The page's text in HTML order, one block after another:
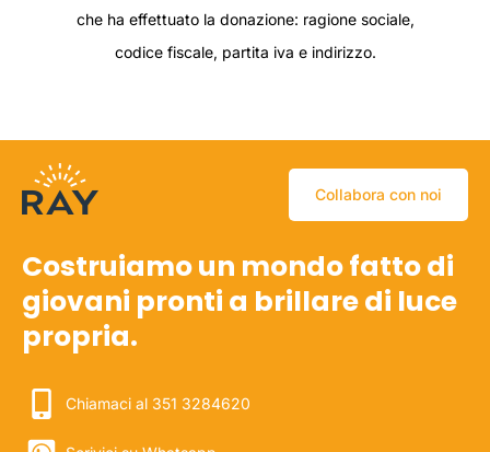
che ha effettuato la donazione: ragione sociale,
codice fiscale, partita iva e indirizzo.
Collabora con noi
Costruiamo un mondo fatto di
giovani pronti a brillare di luce
propria.
Chiamaci al 351 3284620